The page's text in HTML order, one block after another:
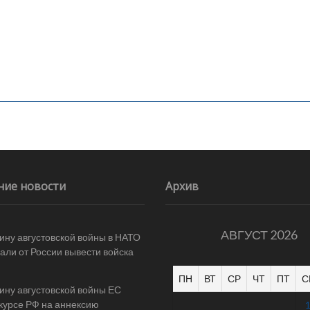
новости
августовской войны в НАТО
от России вывести войска
августовской войны ЕС
РФ на аннексию
Архив
АВГУСТ 2026
ПН ВТ СР ЧТ ПТ
1